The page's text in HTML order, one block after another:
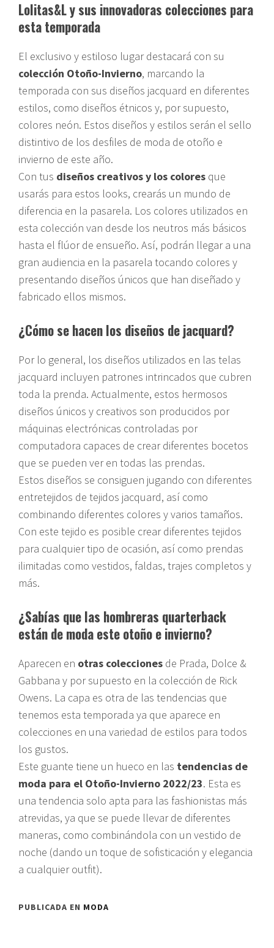
Lolitas&L y sus innovadoras colecciones para
esta temporada
El exclusivo y estiloso lugar destacará con su
colección Otoño-Invierno, marcando la
temporada con sus diseños jacquard en diferentes
estilos, como diseños étnicos y, por supuesto,
colores neón. Estos diseños y estilos serán el sello
distintivo de los desfiles de moda de otoño e
invierno de este año.
Con tus diseños creativos y los colores que
usarás para estos looks, crearás un mundo de
diferencia en la pasarela. Los colores utilizados en
esta colección van desde los neutros más básicos
hasta el flúor de ensueño. Así, podrán llegar a una
gran audiencia en la pasarela tocando colores y
presentando diseños únicos que han diseñado y
fabricado ellos mismos.
¿Cómo se hacen los diseños de jacquard?
Por lo general, los diseños utilizados en las telas
jacquard incluyen patrones intrincados que cubren
toda la prenda. Actualmente, estos hermosos
diseños únicos y creativos son producidos por
máquinas electrónicas controladas por
computadora capaces de crear diferentes bocetos
que se pueden ver en todas las prendas.
Estos diseños se consiguen jugando con diferentes
entretejidos de tejidos jacquard, así como
combinando diferentes colores y varios tamaños.
Con este tejido es posible crear diferentes tejidos
para cualquier tipo de ocasión, así como prendas
ilimitadas como vestidos, faldas, trajes completos y
más.
¿Sabías que las hombreras quarterback
están de moda este otoño e invierno?
Aparecen en otras colecciones de Prada, Dolce &
Gabbana y por supuesto en la colección de Rick
Owens. La capa es otra de las tendencias que
tenemos esta temporada ya que aparece en
colecciones en una variedad de estilos para todos
los gustos.
Este guante tiene un hueco en las tendencias de
moda para el Otoño-Invierno 2022/23. Esta es
una tendencia solo apta para las fashionistas más
atrevidas, ya que se puede llevar de diferentes
maneras, como combinándola con un vestido de
noche (dando un toque de sofisticación y elegancia
a cualquier outfit).
PUBLICADA EN MODA